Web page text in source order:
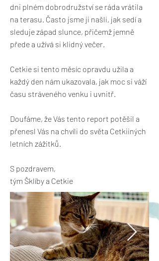
dni plném dobrodružství se ráda vrátila
na terasu. Často jsme ji našli, jak sedí a
sleduje západ slunce, přičemž jemně
přede a užívá si klidný večer.
Cetkie si tento měsíc opravdu užila a
každý den nám ukazovala, jak moc si váží
času stráveného venku i uvnitř.
Doufáme, že Vás tento report potěšil a
přenesl Vás na chvíli do světa Cetkiiných
letních zážitků.
S pozdravem,
tým Šklíby a Cetkie